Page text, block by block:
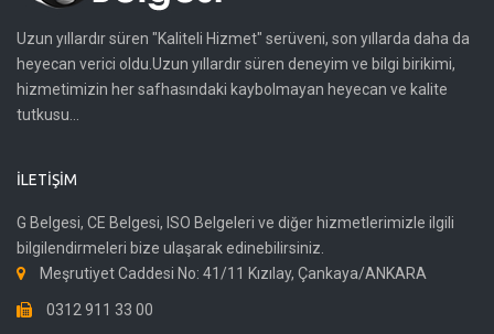
Uzun yıllardır süren "Kaliteli Hizmet" serüveni, son yıllarda daha da
heyecan verici oldu.Uzun yıllardır süren deneyim ve bilgi birikimi,
hizmetimizin her safhasındaki kaybolmayan heyecan ve kalite
tutkusu...
İLETIŞIM
G Belgesi, CE Belgesi, ISO Belgeleri ve diğer hizmetlerimizle ilgili
bilgilendirmeleri bize ulaşarak edinebilirsiniz.
Meşrutiyet Caddesi No: 41/11 Kızılay, Çankaya/ANKARA
0312 911 33 00